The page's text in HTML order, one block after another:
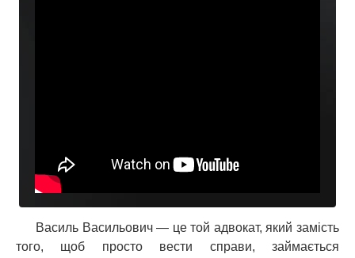
Василь Васильович — це той адвокат, який замість
того, щоб просто вести справи, займається